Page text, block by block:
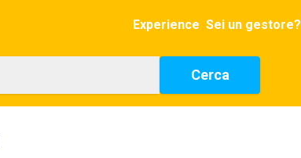
Experience Sei un gestore?
Cerca